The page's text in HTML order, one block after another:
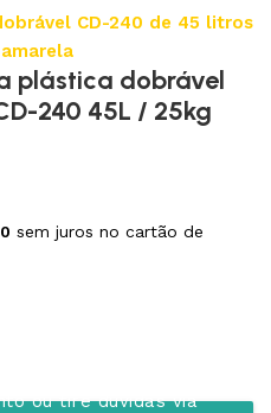
CD-240 de 45 litros
plástica dobrável
240 45L / 25kg
sem juros no cartão de
ou tire dúvidas via